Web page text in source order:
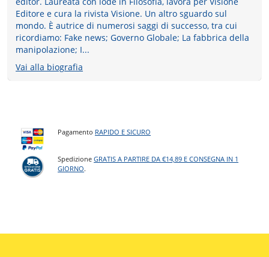
Editore e cura la rivista Visione. Un altro sguardo sul
mondo. È autrice di numerosi saggi di successo, tra cui
ricordiamo: Fake news; Governo Globale; La fabbrica della
manipolazione; I...
Vai alla biografia
Pagamento RAPIDO E SICURO
SpedizioneGRATIS A PARTIRE DA €14,89 E CONSEGNA IN 1
GIORNO.